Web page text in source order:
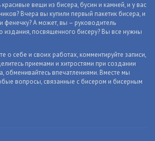
вещи из бисера, бусин и камней, и у вас
Вчера вы купили первый пакетик бисера, и
фенечку? А может, вы – руководитель
издания, посвященного бисеру? Вы все нужны
о себе и своих работах, комментируйте записи,
приемами и хитростями при создании
обменивайтесь впечатлениями. Вместе мы
вопросы, связанные с бисером и бисерным